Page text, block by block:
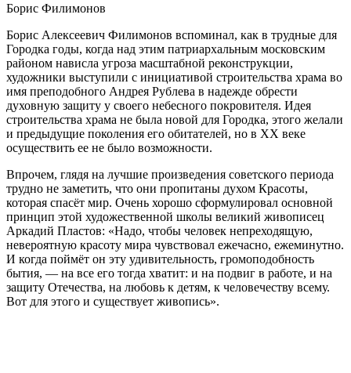
Борис Филимонов
Борис Алексеевич Филимонов вспоминал, как в трудные для
Городка годы, когда над этим патриархальным московским
районом нависла угроза масштабной реконструкции,
художники выступили с инициативой строительства храма во
имя преподобного Андрея Рублева в надежде обрести
духовную защиту у своего небесного покровителя. Идея
строительства храма не была новой для Городка, этого желали
и предыдущие поколения его обитателей, но в ХХ веке
осуществить ее не было возможности.
Впрочем, глядя на лучшие произведения советского периода
трудно не заметить, что они пропитаны духом Красоты,
которая спасёт мир. Очень хорошо сформулировал основной
принцип этой художественной школы великий живописец
Аркадий Пластов: «Надо, чтобы человек непреходящую,
невероятную красоту мира чувствовал ежечасно, ежеминутно.
И когда поймёт он эту удивительность, громоподобность
бытия, — на все его тогда хватит: и на подвиг в работе, и на
защиту Отечества, на любовь к детям, к человечеству всему.
Вот для этого и существует живопись».